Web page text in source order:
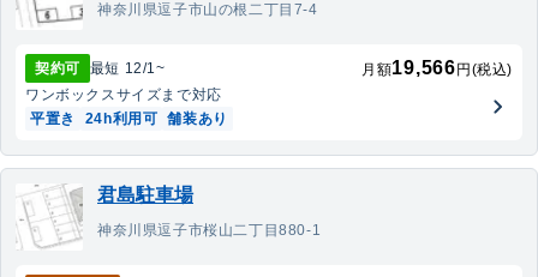
神奈川県逗子市山の根二丁目7-4
契約可 最短 12/1~ 月額19,566 円(税込)
ワンボックスサイズまで対応
平置き
24h利用可 舗装あり
君島駐車場
神奈川県逗子市桜山二丁目880-1